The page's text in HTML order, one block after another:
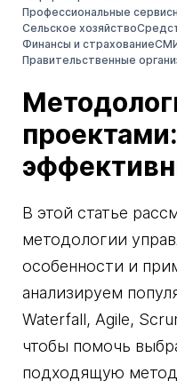
Профессиональные
Сельское хозяйство
Финансы и страхование
Правительственные
В этой статье
методологии
особенности и
анализируем
Waterfall, Agile,
чтобы помочь
подходящую